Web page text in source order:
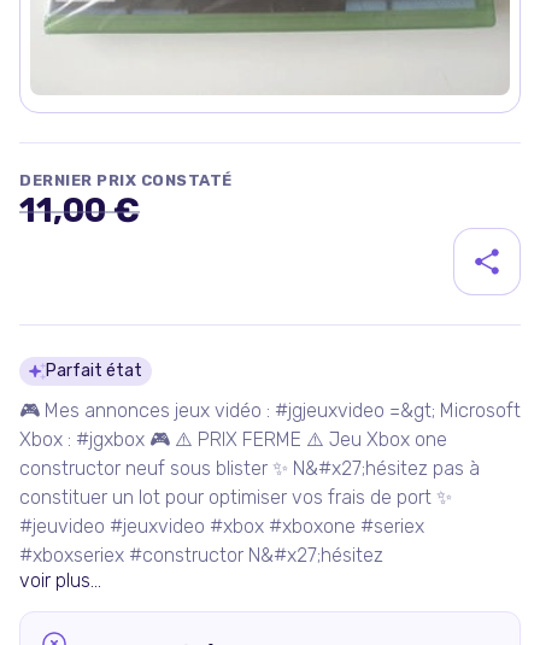
DERNIER PRIX CONSTATÉ
11,00 €
Détails du produit
Parfait état
🎮 Mes annonces jeux vidéo : #jgjeuxvideo =&gt; Microsoft
Xbox : #jgxbox 🎮 ⚠️ PRIX FERME ⚠️ Jeu Xbox one
constructor neuf sous blister ✨ N&#x27;hésitez pas à
constituer un lot pour optimiser vos frais de port ✨
#jeuvideo #jeuxvideo #xbox #xboxone #seriex
#xboxseriex #constructor N&#x27;hésitez
voir plus...